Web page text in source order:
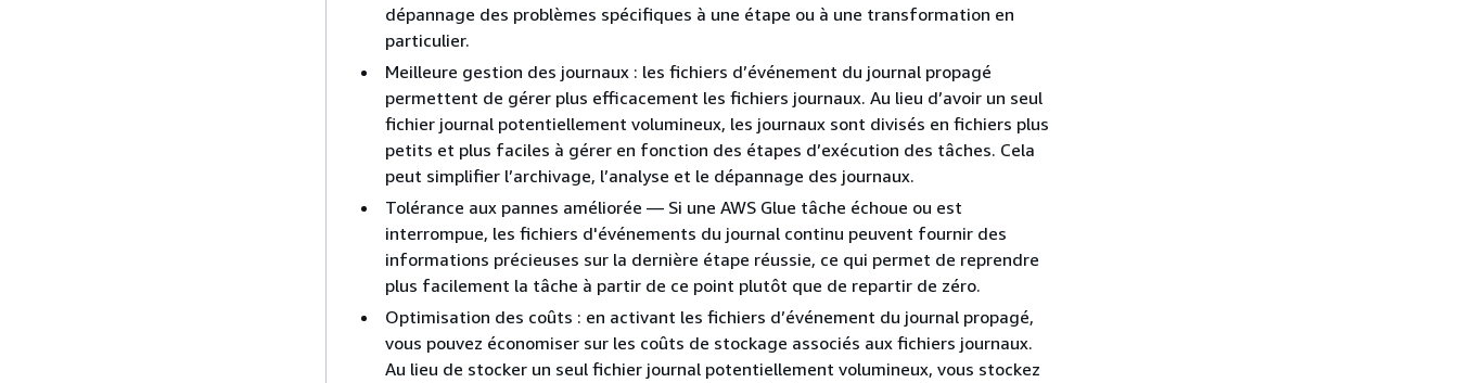
dépannage des problèmes spécifiques à une étape ou à une transformation en
particulier.
Meilleure gestion des journaux : les fichiers d’événement du journal propagé
permettent de gérer plus efficacement les fichiers journaux. Au lieu d’avoir un seul
fichier journal potentiellement volumineux, les journaux sont divisés en fichiers plus
petits et plus faciles à gérer en fonction des étapes d’exécution des tâches. Cela
peut simplifier l’archivage, l’analyse et le dépannage des journaux.
Tolérance aux pannes améliorée — Si une AWS Glue tâche échoue ou est
interrompue, les fichiers d'événements du journal continu peuvent fournir des
informations précieuses sur la dernière étape réussie, ce qui permet de reprendre
plus facilement la tâche à partir de ce point plutôt que de repartir de zéro.
Optimisation des coûts : en activant les fichiers d’événement du journal propagé,
vous pouvez économiser sur les coûts de stockage associés aux fichiers journaux.
Au lieu de stocker un seul fichier journal potentiellement volumineux, vous stockez